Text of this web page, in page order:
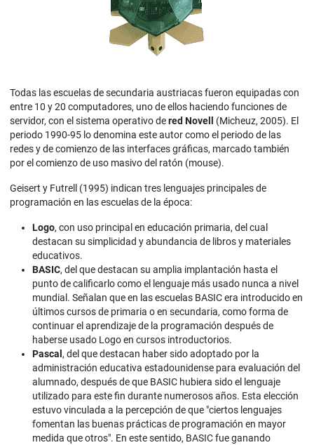
Todas las escuelas de secundaria austriacas fueron equipadas con
entre 10 y 20 computadores, uno de ellos haciendo funciones de
servidor, con el sistema operativo dered Novell
(Micheuz, 2005). El
periodo 1990-95 lo denomina este autor como el periodo de las
redes y de comienzo de las interfaces gráficas, marcado también
por el comienzo de uso masivo del ratón (mouse).
Geisert y Futrell (1995) indican tres lenguajes principales de
programación en las escuelas de la época:
Logo, con uso principal en educación primaria, del cual
destacan su simplicidad y abundancia de libros y materiales
educativos.
BASIC, del que destacan su amplia implantación hasta el
punto de calificarlo como el lenguaje más usado nunca a nivel
mundial. Señalan que en las escuelas BASIC era introducido en
últimos cursos de primaria o en secundaria, como forma de
continuar el aprendizaje de la programación después de
haberse usado Logo en cursos introductorios.
Pascal , del que destacan haber sido adoptado por la
administración educativa estadounidense para evaluación del
alumnado, después de que BASIC hubiera sido el lenguaje
utilizado para este fin durante numerosos años. Esta elección
estuvo vinculada a la percepción de que "ciertos lenguajes
fomentan las buenas prácticas de programación en mayor
medida que otros". En este sentido, BASIC fue ganando